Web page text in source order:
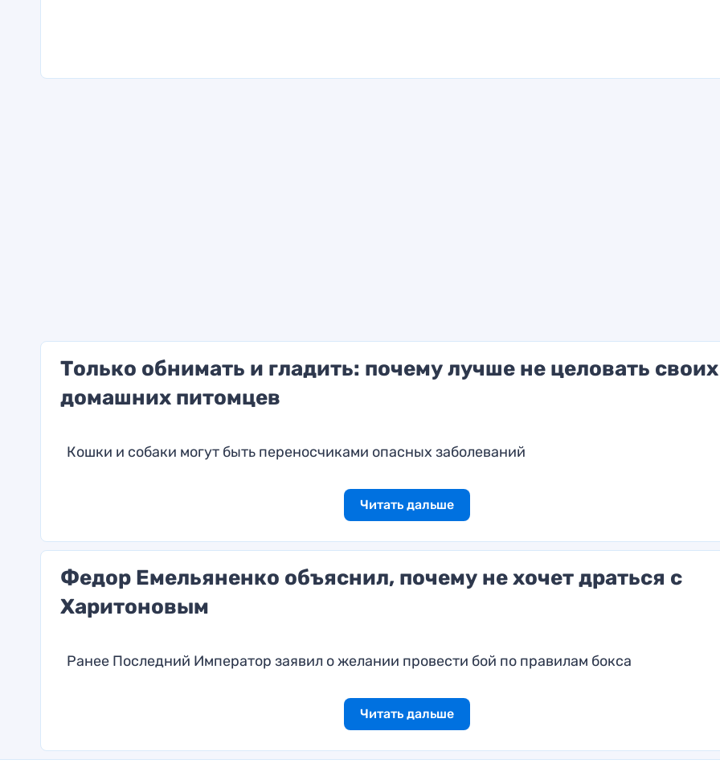
Только обнимать и гладить: почему лучше не целовать своих
домашних питомцев
Кошки и собаки могут быть переносчиками опасных заболеваний
Читать дальше
Федор Емельяненко объяснил, почему не хочет драться с
Харитоновым
Ранее Последний Император заявил о желании провести бой по правилам бокса
Читать дальше